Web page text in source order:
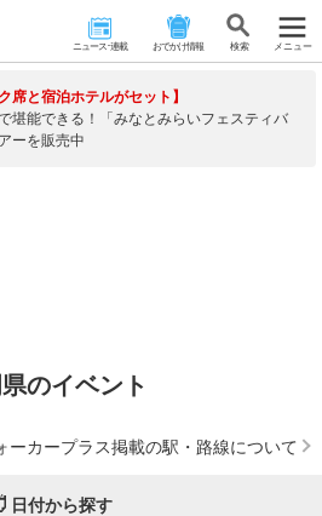
ニュース･連載 おでかけ情報 検 索 メニュー
席と宿泊ホテルがセット】
堪能できる！「みなとみらいフェスティバ
ーを販売中
のイベント
ーカープラス掲載の駅・路線について
日付から探す